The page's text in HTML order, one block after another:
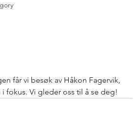
får vi besøk av Håkon Fagervik,
fokus. Vi gleder oss til å se deg!